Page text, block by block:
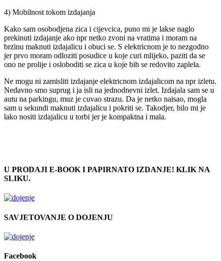
4) Mobilnost tokom izdajanja
Kako sam osobodjena zica i cijevcica, puno mi je lakse naglo
prekinuti izdajanje ako npr netko zvoni na vratima i moram na
brzinu maknuti izdajalicu i obuci se. S elektricnom je to nezgodno
jer prvo moram odloziti posudice u koje curi mlijeko, paziti da se
ono ne prolije i osloboditi se zica u koje bih se redovito zaplela.
Ne mogu ni zamisliti izdajanje elektricnom izdajalicom na npr izletu.
Nedavno smo suprug i ja isli na jednodnevni izlet. Izdajala sam se u
autu na parkingu, muz je cuvao strazu. Da je netko naisao, mogla
sam u sekundi maknuti izdajalicu i pokriti se. Takodjer, bilo mi je
lako nositi izdajalicu u torbi jer je kompaktna i mala.
U PRODAJI E-BOOK I PAPIRNATO IZDANJE! KLIK NA
SLIKU.
SAVJETOVANJE O DOJENJU
Facebook